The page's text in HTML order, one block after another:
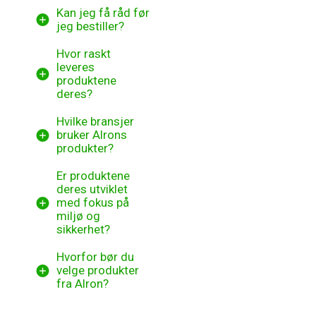
Kan jeg få råd før
jeg bestiller?
Hvor raskt
leveres
produktene
deres?
Hvilke bransjer
bruker Alrons
produkter?
Er produktene
deres utviklet
med fokus på
miljø og
sikkerhet?
Hvorfor bør du
velge produkter
fra Alron?